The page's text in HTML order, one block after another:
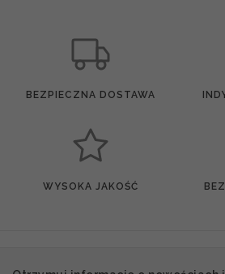
BEZPIECZNA DOSTAWA
WYSOKA JAKOŚĆ